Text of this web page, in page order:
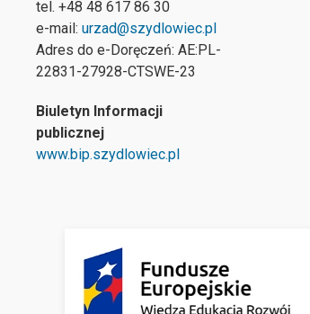
tel. +48 48 617 86 30
e-mail: urzad@szydlowiec.pl
Adres do e-Doręczeń: AE:PL-
22831-27928-CTSWE-23
Biuletyn Informacji
publicznej
www.bip.szydlowiec.pl